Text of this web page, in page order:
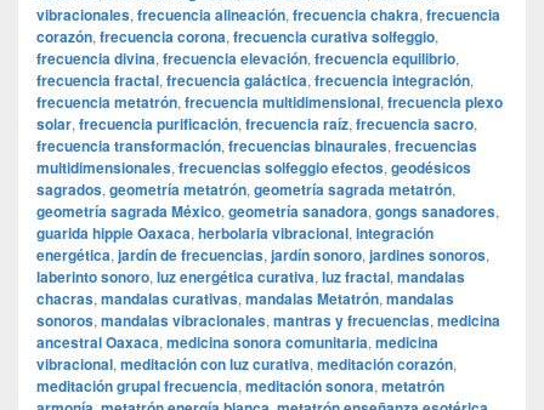
vibracionales, frecuencia alineación, frecuencia chakra, frecuencia
corazón, frecuencia corona, frecuencia curativa solfeggio,
frecuencia divina, frecuencia elevación, frecuencia equilibrio,
frecuencia fractal, frecuencia galáctica, frecuencia integración,
frecuencia metatrón, frecuencia multidimensional, frecuencia plexo
solar, frecuencia purificación, frecuencia raíz, frecuencia sacro,
frecuencia transformación, frecuencias binaurales, frecuencias
multidimensionales, frecuencias solfeggio efectos, geodésicos
sagrados, geometría metatrón, geometría sagrada metatrón,
geometría sagrada México, geometría sanadora, gongs sanadores,
guarida hippie Oaxaca, herbolaria vibracional, integración
energética, jardín de frecuencias, jardín sonoro, jardines sonoros,
laberinto sonoro, luz energética curativa, luz fractal, mandalas
chacras, mandalas curativas, mandalas Metatrón, mandalas
sonoros, mandalas vibracionales, mantras y frecuencias, medicina
ancestral Oaxaca, medicina sonora comunitaria, medicina
vibracional, meditación con luz curativa, meditación corazón,
meditación grupal frecuencia, meditación sonora, metatrón